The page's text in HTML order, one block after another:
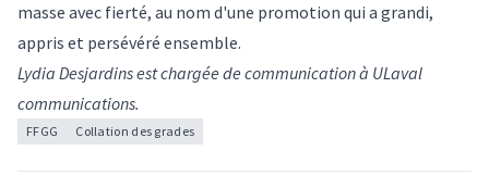
masse avec fierté, au nom d'une promotion qui a grandi,
appris et persévéré ensemble.
Lydia Desjardins est chargée de communication à ULaval
communications.
FFGG Collation des grades